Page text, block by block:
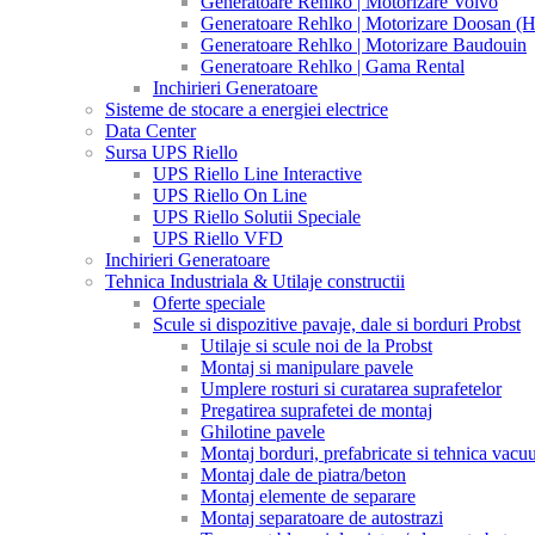
Generatoare Rehlko | Motorizare Doosan
Generatoare Rehlko | Motorizare Baudouin
Generatoare Rehlko | Gama Rental
Inchirieri Generatoare
Sisteme de stocare a energiei electrice
Data Center
Sursa UPS Riello
UPS Riello Line Interactive
UPS Riello On Line
UPS Riello Solutii Speciale
UPS Riello VFD
Inchirieri Generatoare
Tehnica Industriala & Utilaje constructii
Oferte speciale
Scule si dispozitive pavaje, dale si borduri Probst
Utilaje si scule noi de la Probst
Montaj si manipulare pavele
Umplere rosturi si curatarea suprafetelor
Pregatirea suprafetei de montaj
Ghilotine pavele
Montaj borduri, prefabricate si tehnica
Montaj dale de piatra/beton
Montaj elemente de separare
Montaj separatoare de autostrazi